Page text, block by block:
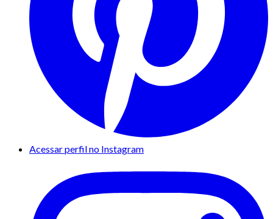
Acessar perfil no Instagram